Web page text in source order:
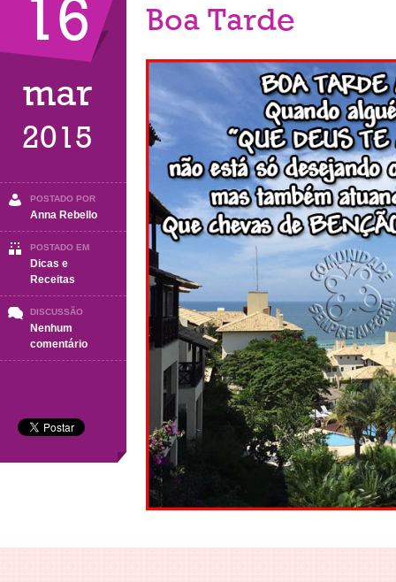
16
mar
2015
POSTADO POR
Anna Rebello
POSTADO EM
Dicas e
Receitas
DISCUSSÃO
Nenhum
comentárioem
Boa
Boa Tarde